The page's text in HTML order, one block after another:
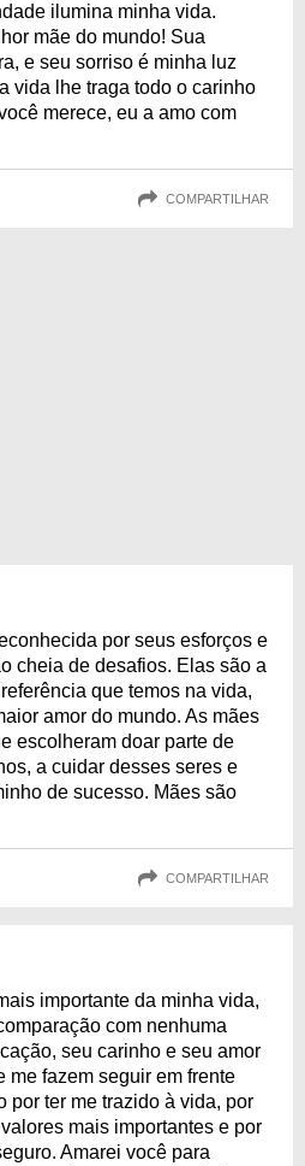
ilumina minha vida.
mãe do mundo! Sua
e seu sorriso é minha luz
vida lhe traga todo o carinho
merece, eu a amo com
COMPARTILHAR
por seus esforços e
cheia de desafios. Elas são a
que temos na vida,
amor do mundo. As mães
escolheram doar parte de
a cuidar desses seres e
de sucesso. Mães são
COMPARTILHAR
importante da minha vida,
com nenhuma
seu carinho e seu amor
me fazem seguir em frente
por ter me trazido à vida, por
mais importantes e por
Amarei você para